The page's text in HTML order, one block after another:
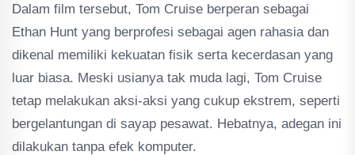
Dalam film tersebut, Tom Cruise berperan sebagai
Ethan Hunt yang berprofesi sebagai agen rahasia dan
dikenal memiliki kekuatan fisik serta kecerdasan yang
luar biasa. Meski usianya tak muda lagi, Tom Cruise
tetap melakukan aksi-aksi yang cukup ekstrem, seperti
bergelantungan di sayap pesawat. Hebatnya, adegan ini
dilakukan tanpa efek komputer.